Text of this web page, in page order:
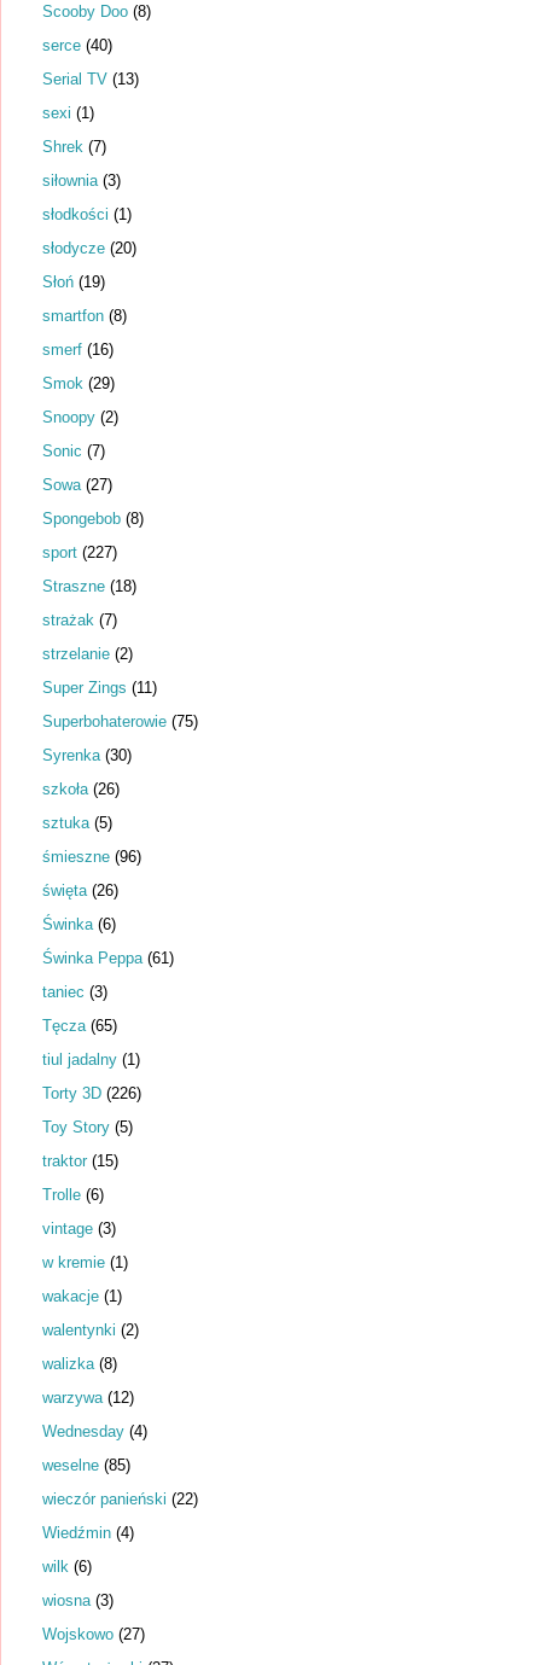
Scooby Doo (8)
serce (40)
Serial TV (13)
sexi (1)
Shrek (7)
siłownia (3)
słodkości (1)
słodycze (20)
Słoń (19)
smartfon (8)
smerf (16)
Smok (29)
Snoopy (2)
Sonic (7)
Sowa (27)
Spongebob (8)
sport (227)
Straszne (18)
strażak (7)
strzelanie (2)
Super Zings (11)
Superbohaterowie (75)
Syrenka (30)
szkoła (26)
sztuka (5)
śmieszne (96)
święta (26)
Świnka (6)
Świnka Peppa (61)
taniec (3)
Tęcza (65)
tiul jadalny (1)
Torty 3D (226)
Toy Story (5)
traktor (15)
Trolle (6)
vintage (3)
w kremie (1)
wakacje (1)
walentynki (2)
walizka (8)
warzywa (12)
Wednesday (4)
weselne (85)
wieczór panieński (22)
Wiedźmin (4)
wilk (6)
wiosna (3)
Wojskowo (27)